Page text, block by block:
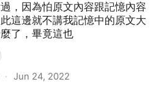
，因為怕原文內容跟記憶內容
這邊就不講我記憶中的原文大
了，畢竟這也
· Jun 24, 2022